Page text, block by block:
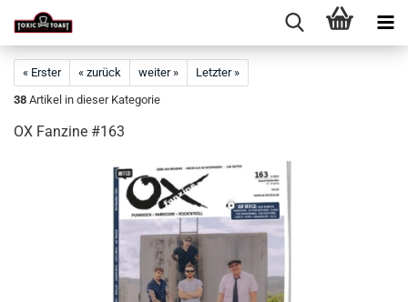
« Erster « zurück weiter »
Letzter »
38 Artikel in dieser Kategorie
OX Fanzine #163